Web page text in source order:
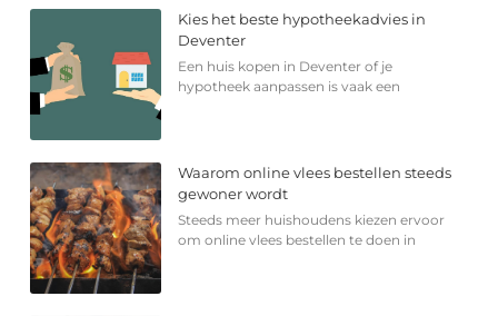
Kies het beste hypotheekadvies in
Deventer
Een huis kopen in Deventer of je
hypotheek aanpassen is vaak een
Waarom online vlees bestellen steeds
gewoner wordt
Steeds meer huishoudens kiezen ervoor
om online vlees bestellen te doen in